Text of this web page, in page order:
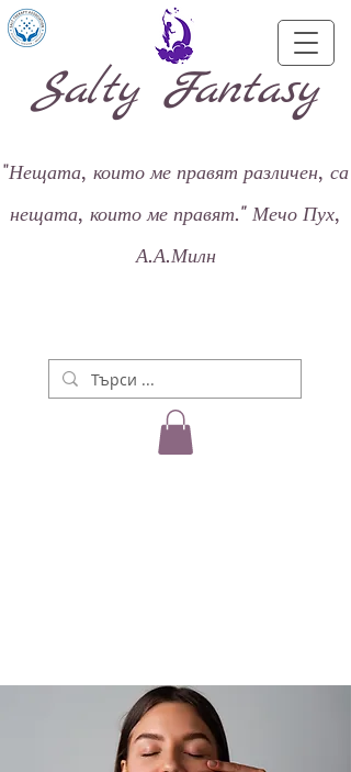
Salty Fantasy
"Нещата, които ме правят различен, са
нещата, които ме правят." Мечо Пух,
А.А.Милн